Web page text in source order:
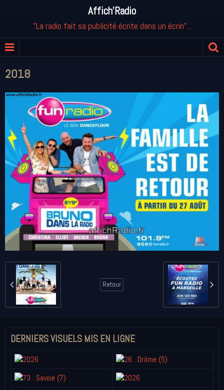
Affich'Radio
"La radio fait sa publicité écrite dans un écrin"...
2018
Retour
DERNIERS VISUELS MIS EN LIGNE